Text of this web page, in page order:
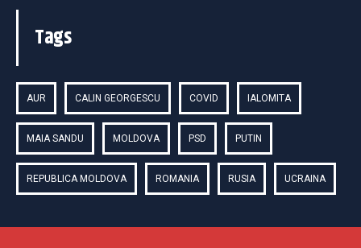
Tags
AUR CALIN GEORGESCU COVID IALOMITA
MAIA SANDU MOLDOVA PSD PUTIN
REPUBLICA MOLDOVA ROMANIA RUSIA UCRAINA